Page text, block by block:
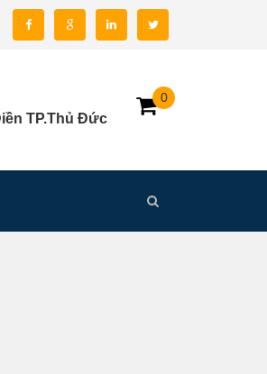
TP.Thủ Đức
0